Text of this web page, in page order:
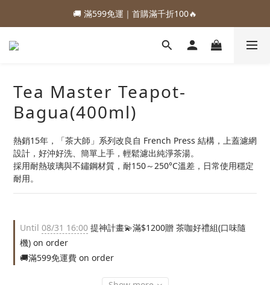
🚚 滿599免運｜首購滿千折100🔥
Tea Master Teapot-
Bagua(400ml)
熱銷15年，「茶大師」系列改良自 French Press 結構，上蓋濾網
設計，好沖好洗、簡單上手，輕鬆濾出純淨茶湯。
採用耐熱玻璃與不鏽鋼材質，耐150～250°C溫差，日常使用穩定
耐用。
Until 08/31 16:00 提神計畫💫滿$1200贈 茶咖好禮組(口味隨
機) on order
🚚滿599免運費 on order